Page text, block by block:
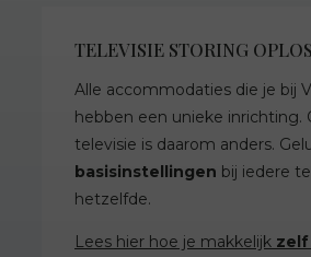
TELEVISIE STORING
Alle accommodaties die je bij
hebben een unieke inrichting.
televisie is daarom anders.
basisinstellingen bij iedere
hetzelfde.
Lees hier hoe je makkelijk zelf